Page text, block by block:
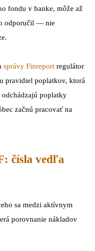
fondu v banke, môže až
odporučil — nie
správy Finreport regulátor
pravidiel poplatkov, ktorá
poplatky
začnú pracovať na
čísla vedľa
sa medzi aktívnym
porovnanie nákladov